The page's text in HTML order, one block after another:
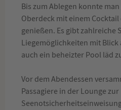
Bis zum Ablegen konnte
Oberdeck mit einem
genießen. Es gibt zahlreiche
Liegemöglichkeiten mit
auch ein beheizter Pool läd
Vor dem Abendessen
Passagiere in der Lounge zur